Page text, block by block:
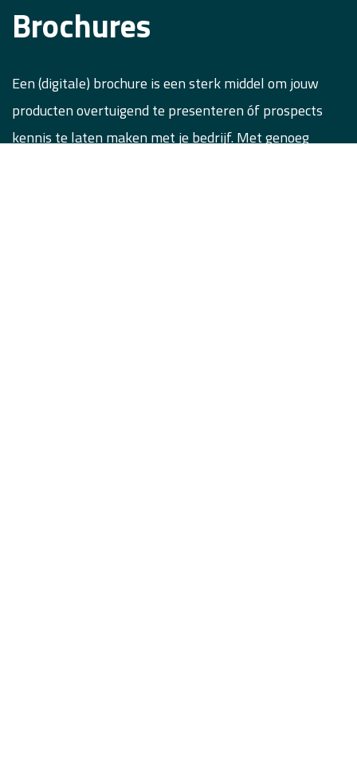
Brochures
Een (digitale) brochure is een sterk middel om jouw
producten overtuigend te presenteren óf prospects
kennis te laten maken met je bedrijf. Met genoeg